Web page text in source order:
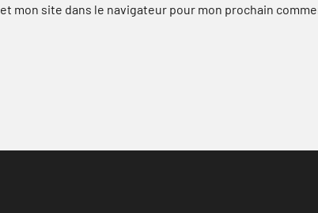
mon site dans le navigateur pour mon prochain